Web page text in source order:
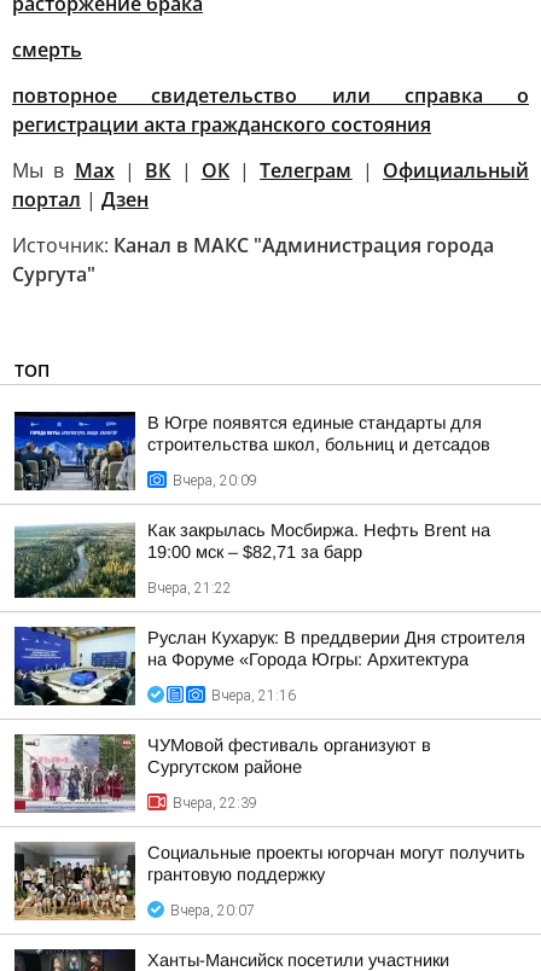
смерть
повторное свидетельство или справка о
регистрации акта гражданского состояния
Мы в Max| ВК | ОК|Телеграм | Официальный
портал | Дзен
Источник: Канал в МАКС "Администрация города
Сургута"
ТОП
В Югре появятся единые стандарты для
строительства школ, больниц и детсадов
Вчера, 20:09
Как закрылась Мосбиржа. Нефть Brent на
19:00 мск – $82,71 за барр
Вчера, 21:22
Руслан Кухарук: В преддверии Дня строителя
на Форуме «Города Югры: Архитектура
Вчера, 21:16
ЧУМовой фестиваль организуют в
Сургутском районе
Вчера, 22:39
Социальные проекты югорчан могут получить
грантовую поддержку
Вчера, 20:07
Ханты-Мансийск посетили участники